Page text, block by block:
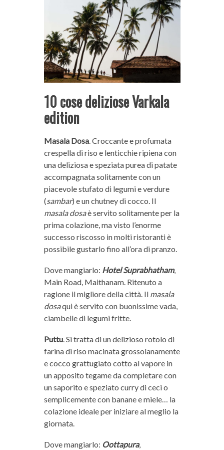
10 cose deliziose Varkala
edition
Masala Dosa. Croccante e profumata
crespella di riso e lenticchie ripiena con
una deliziosa e speziata purea di patate
accompagnata solitamente con un
piacevole stufato di legumi e verdure
(sambar) e un chutney di cocco. Il
masala dosaè servito solitamente per la
prima colazione, ma visto l’enorme
successo riscosso in molti ristoranti è
possibile gustarlo fino all’ora di pranzo.
Dove mangiarlo: Hotel Suprabhatham,
Main Road, Maithanam. Ritenuto a
ragione il migliore della città. Il masala
dosaqui è servito con buonissime vada,
ciambelle di legumi fritte.
Puttu. Si tratta di un delizioso rotolo di
farina di riso macinata grossolanamente
e cocco grattugiato cotto al vapore in
un apposito tegame da completare con
un saporito e speziato curry di ceci o
semplicemente con banane e miele… la
colazione ideale per iniziare al meglio la
giornata.
Dove mangiarlo: Oottapura,